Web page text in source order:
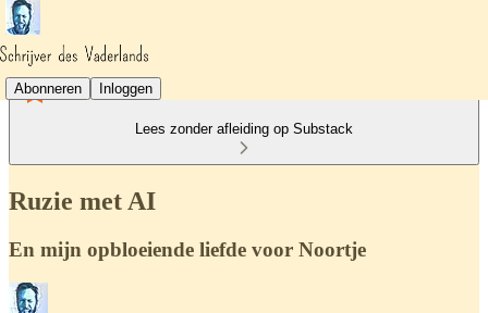
Abonneren Inloggen
Lees zonder afleiding op Substack
Ruzie met AI
En mijn opbloeiende liefde voor Noortje